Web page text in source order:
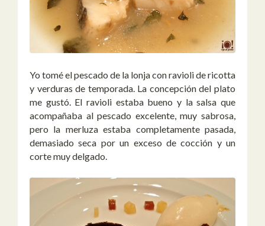
Yo tomé el pescado de la lonja con ravioli de ricotta
y verduras de temporada. La concepción del plato
me gustó. El ravioli estaba bueno y la salsa que
acompañaba al pescado excelente, muy sabrosa,
pero la merluza estaba completamente pasada,
demasiado seca por un exceso de cocción y un
corte muy delgado.